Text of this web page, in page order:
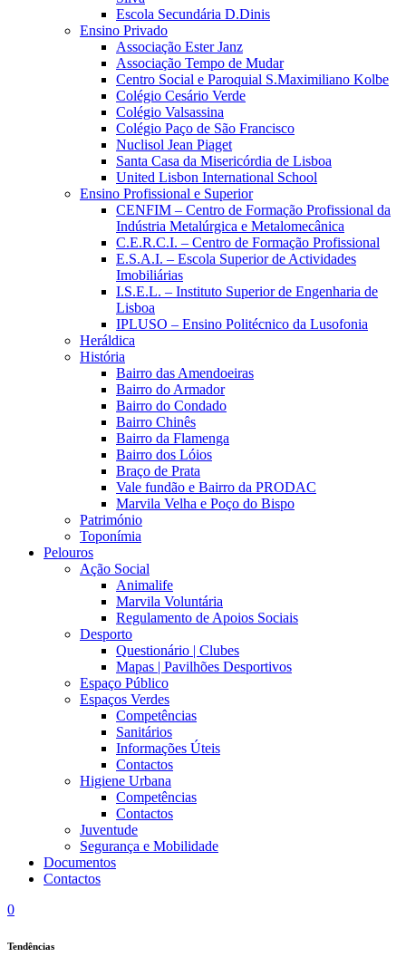
Escola Secundária D.Dinis
Ensino Privado
Associação Ester Janz
Associação Tempo de Mudar
Centro Social e Paroquial S.Maximiliano Kolbe
Colégio Cesário Verde
Colégio Valsassina
Colégio Paço de São Francisco
Nuclisol Jean Piaget
Santa Casa da Misericórdia de Lisboa
United Lisbon International School
Ensino Profissional e Superior
CENFIM – Centro de Formação Profissional da
Indústria Metalúrgica e Metalomecânica
C.E.R.C.I. – Centro de Formação Profissional
E.S.A.I. – Escola Superior de Actividades
Imobiliárias
I.S.E.L. – Instituto Superior de Engenharia de
Lisboa
IPLUSO – Ensino Politécnico da Lusofonia
Heráldica
História
Bairro das Amendoeiras
Bairro do Armador
Bairro do Condado
Bairro Chinês
Bairro da Flamenga
Bairro dos Lóios
Braço de Prata
Vale fundão e Bairro da PRODAC
Marvila Velha e Poço do Bispo
Património
Toponímia
Pelouros
Ação Social
Animalife
Marvila Voluntária
Regulamento de Apoios Sociais
Desporto
Questionário | Clubes
Mapas | Pavilhões Desportivos
Espaço Público
Espaços Verdes
Competências
Sanitários
Informações Úteis
Contactos
Higiene Urbana
Competências
Contactos
Juventude
Segurança e Mobilidade
Documentos
Contactos
0
Tendências